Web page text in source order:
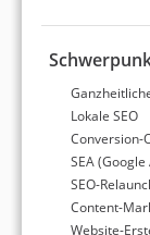
Platz 1
dskom
11
ab
Lokale SEO
Conversion-
SEA
SEO-
Content-
Website-